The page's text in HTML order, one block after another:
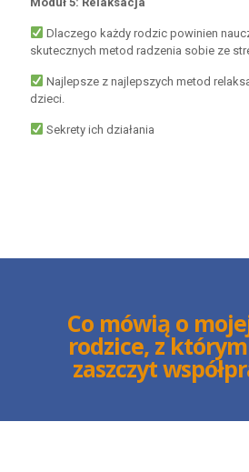
Dlaczego każdy rodzic powinien
skutecznych metod radzenia sobie ze
Najlepsze z najlepszych metod
dzieci.
Sekrety ich działania
Co mówią o
rodzice, z
zaszczyt